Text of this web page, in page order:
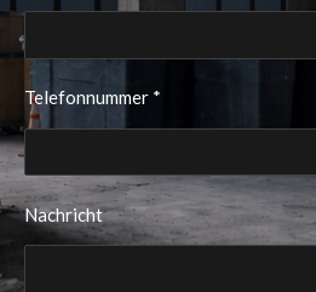
Telefonnummer *
Nachricht